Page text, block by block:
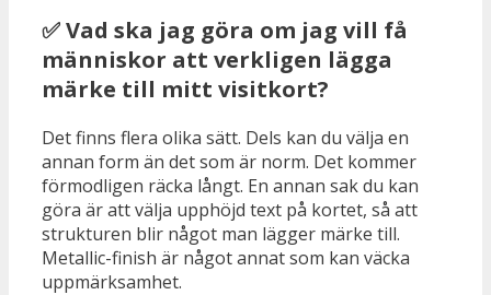
✅ Vad ska jag göra om jag vill få
människor att verkligen lägga
märke till mitt visitkort?
Det finns flera olika sätt. Dels kan du välja en
annan form än det som är norm. Det kommer
förmodligen räcka långt. En annan sak du kan
göra är att välja upphöjd text på kortet, så att
strukturen blir något man lägger märke till.
Metallic-finish är något annat som kan väcka
uppmärksamhet.